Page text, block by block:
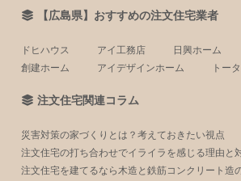
【広島県】おすすめの注文住宅業者
ドヒハウス アイ工務店 日興ホーム
創建ホーム
アイデザインホーム トー
注文住宅関連コラム
災害対策の家づくりとは？考えておきたい視点
注文住宅の打ち合わせでイライラを感じる理由と
注文住宅を建てるなら木造と鉄筋コンクリート造